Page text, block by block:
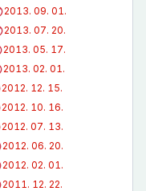
2013. 09. 01.
2013. 07. 20.
2013. 05. 17.
2013. 02. 01.
2012. 12. 15.
2012. 10. 16.
2012. 07. 13.
2012. 06. 20.
2012. 02. 01.
2011. 12. 22.